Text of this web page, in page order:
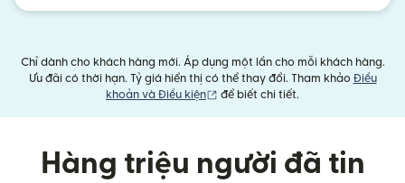
Chỉ dành cho khách hàng mới. Áp dụng một lần cho mỗi khách hàng.
Ưu đãi có thời hạn. Tỷ giá hiển thị có thể thay đổi. Tham khảo Điều
khoản và Điều kiện
(mở trong cửa sổ mới)
để biết chi tiết.
Hàng triệu người đã tin